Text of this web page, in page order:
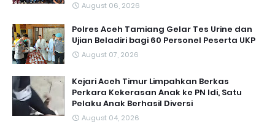
August 06, 2026
Polres Aceh Tamiang Gelar Tes Urine dan
Ujian Beladiri bagi 60 Personel Peserta UKP
August 07, 2026
Kejari Aceh Timur Limpahkan Berkas
Perkara Kekerasan Anak ke PN Idi, Satu
Pelaku Anak Berhasil Diversi
August 04, 2026